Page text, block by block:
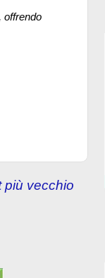
offrendo
più vecchio